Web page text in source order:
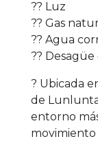
?? Luz
?? Gas
?? Agua
?? Desagüe
? Ubicada
de
entorno